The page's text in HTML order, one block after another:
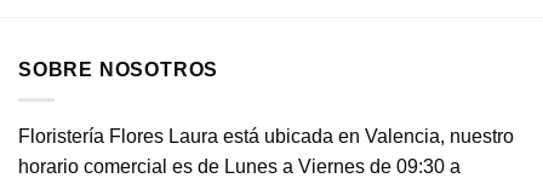
SOBRE NOSOTROS
Floristería Flores Laura está ubicada en Valencia, nuestro
horario comercial es de Lunes a Viernes de 09:30 a